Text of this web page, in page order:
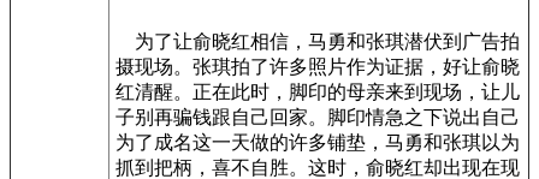
为了让俞晓红相信，马勇和张琪潜伏到广告拍
摄现场。张琪拍了许多照片作为证据，好让俞晓
红清醒。正在此时，脚印的母亲来到现场，让儿
子别再骗钱跟自己回家。脚印情急之下说出自己
为了成名这一天做的许多铺垫，马勇和张琪以为
抓到把柄，喜不自胜。这时，俞晓红却出现在现